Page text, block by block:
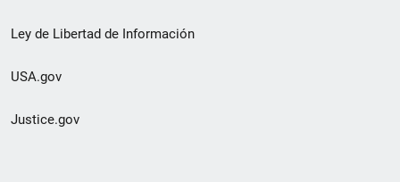
Ley de Libertad de Información
USA.gov
Justice.gov